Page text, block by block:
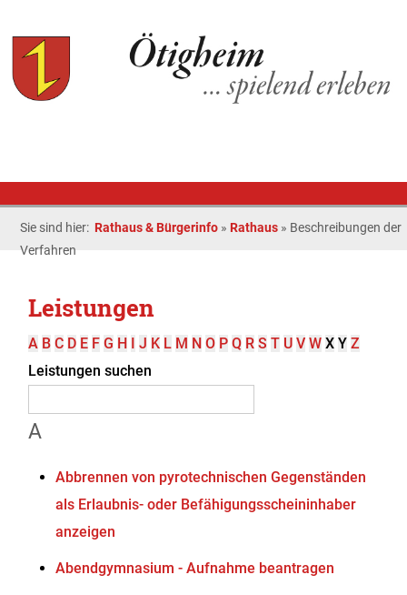
Sie sind hier: Rathaus & Bürgerinfo » Rathaus » Beschreibungen der
Verfahren
Leistungen
A B C D E F G H I J K L M N O P Q R S T U V W X Y Z
Leistungen suchen
A
Abbrennen von pyrotechnischen Gegenständen
als Erlaubnis- oder Befähigungsscheininhaber
anzeigen
Abendgymnasium - Aufnahme beantragen